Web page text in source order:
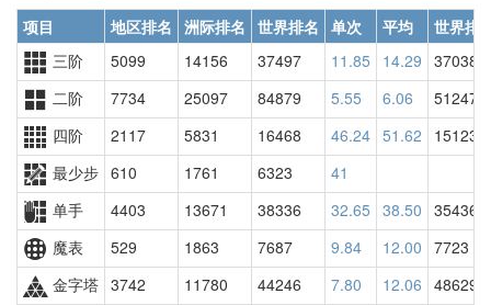
项目 地区排名 洲际排名 世界排名 单次 平均
世界排
三阶
5099 14156 37497 11.85 14.29 37038
二阶
7734 25097 84879 5.55 6.06
51247
四阶
2117 5831 16468 46.24 51.62
15123
最少步 610 1761 6323
41
单手
4403 13671 38336 32.65 38.50 35436
魔表
529 1863 7687 9.84 12.00 7723
金字塔 3742 11780 44246 7.80 12.06 48629